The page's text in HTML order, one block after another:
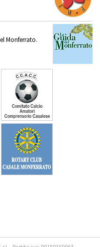
Monferrato.